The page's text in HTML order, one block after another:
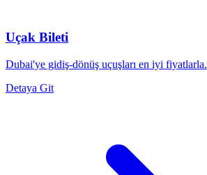
Uçak Bileti
Dubai'ye gidiş-dönüş uçuşları en iyi fiyatlarla.
Detaya Git